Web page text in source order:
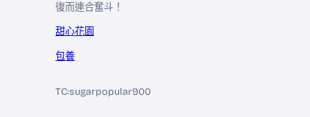
復而連合奮斗！
甜心花園
包養
TC:sugarpopular900